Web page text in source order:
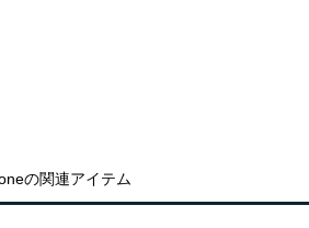
の関連アイテム